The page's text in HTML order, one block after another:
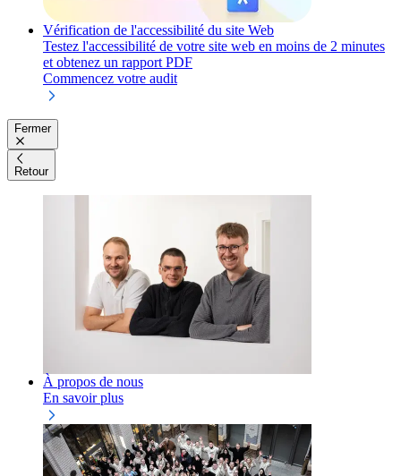
Vérification de l'accessibilité du site Web
Testez l'accessibilité de votre site web en moins de 2 minutes
et obtenez un rapport PDF
Commencez votre audit
Fermer
Retour
À propos de nous
En savoir plus